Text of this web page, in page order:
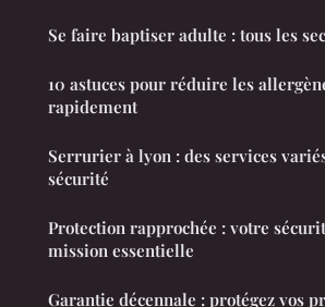
Se faire baptiser adulte : tous les
10 astuces pour réduire les
rapidement
Serrurier à lyon : des services
sécurité
Protection rapprochée : votre
mission essentielle
Garantie décennale : protégez vos